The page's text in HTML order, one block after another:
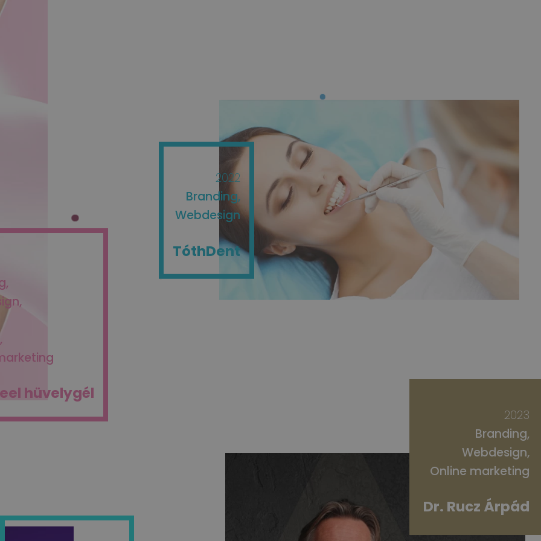
hüvelygél
2022
Branding
Webdesign
TóthDent
2023
Branding
Webdesign
Online marketing
Dr. Rucz Árpád